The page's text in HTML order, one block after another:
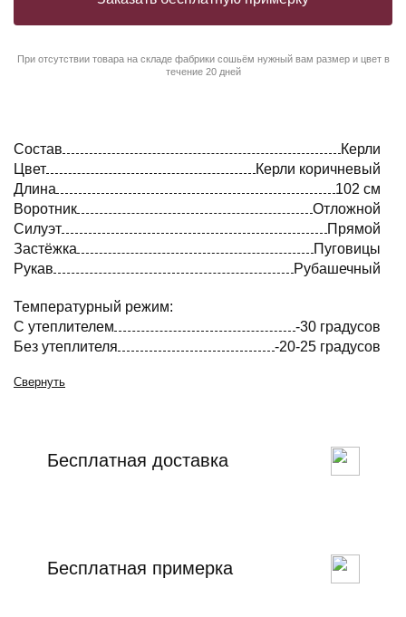
При отсутствии товара на складе фабрики сошьём нужный вам размер и цвет в
течение 20 дней
Состав
Керли
Цвет
Керли коричневый
Длина
102 см
Воротник
Отложной
Силуэт
Прямой
Застёжка
Пуговицы
Рукав
Рубашечный
Температурный режим:
С утеплителем
-30 градусов
Без утеплителя
-20-25 градусов
Свернуть
Бесплатная доставка
Бесплатная примерка